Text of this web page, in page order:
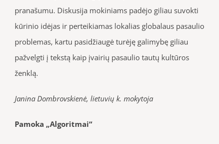
pranašumu. Diskusija mokiniams padėjo giliau suvokti
kūrinio idėjas ir perteikiamas lokalias globalaus pasaulio
problemas, kartu pasidžiaugė turėję galimybę giliau
pažvelgti į tekstą kaip įvairių pasaulio tautų kultūros
ženklą.
Janina Dombrovskienė, lietuvių k. mokytoja
Pamoka „Algoritmai“